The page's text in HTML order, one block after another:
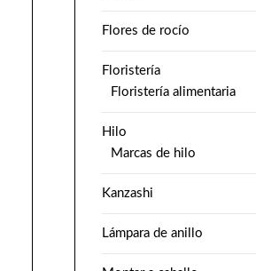
Flores de rocío
Floristería
Floristería alimentaria
Hilo
Marcas de hilo
Kanzashi
Lámpara de anillo